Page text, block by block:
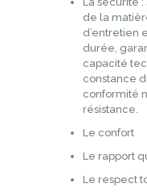
de la
d’entretien
durée,
capacité
constance
conformité
résistance.
Le confort
Le rapport
Le respect